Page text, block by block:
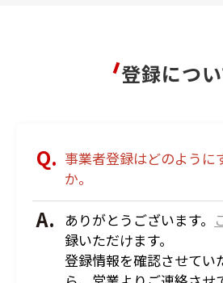
登録につ
事業者登録はどのように
か。
ありがとうございます。
録いただけます。
登録情報を確認させてい